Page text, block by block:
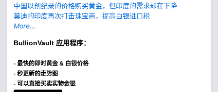
中国以创纪录的价格购买黄金，但印度的需求却在下降
莫迪的印度再次打击珠宝商，提高白银进口税
More...
BullionVault 应用程序：
- 最快的即时黄金 & 白银价格
- 秒更新的走势图
- 可以直接买卖实物金银